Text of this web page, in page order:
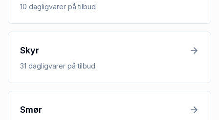
10 dagligvarer på tilbud
Skyr
31 dagligvarer på tilbud
Smør